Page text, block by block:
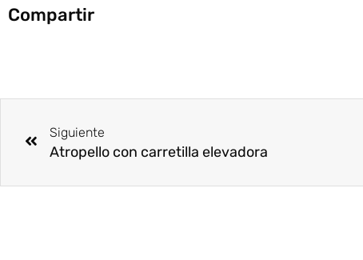
Compartir
Siguiente
Atropello con carretilla elevadora